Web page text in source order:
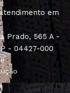
em
Prado, 565 A -
- 04427-000